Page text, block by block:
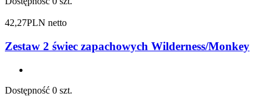
42,27PLN netto
Zestaw 2 świec zapachowych Wilderness/Monkey
Dostępność 0 szt.